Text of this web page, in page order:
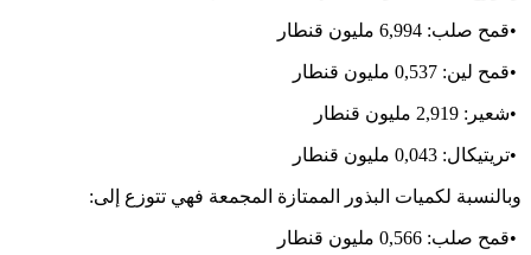
•قمح صلب: 6,994 مليون قنطار
•قمح لين: 0,537 مليون قنطار
•شعير: 2,919 مليون قنطار
•تريتيكال: 0,043 مليون قنطار
وبالنسبة لكميات البذور الممتازة المجمعة فهي تتوزع إلى:
•قمح صلب: 0,566 مليون قنطار